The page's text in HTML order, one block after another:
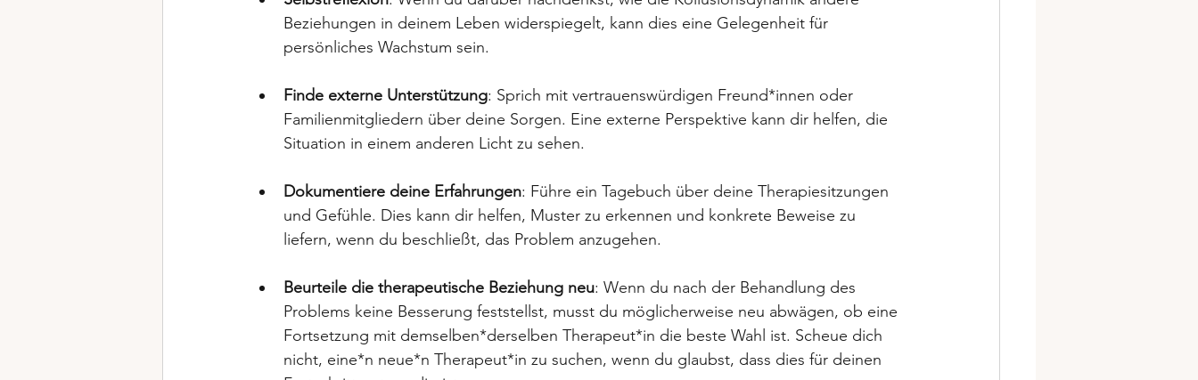
Beziehungen in deinem Leben widerspiegelt, kann dies eine Gelegenheit für
persönliches Wachstum sein.
Finde externe Unterstützung: Sprich mit vertrauenswürdigen Freund*innen oder
Familienmitgliedern über deine Sorgen. Eine externe Perspektive kann dir helfen, die
Situation in einem anderen Licht zu sehen.
Dokumentiere deine Erfahrungen: Führe ein Tagebuch über deine Therapiesitzungen
und Gefühle. Dies kann dir helfen, Muster zu erkennen und konkrete Beweise zu
liefern, wenn du beschließt, das Problem anzugehen.
Beurteile die therapeutische Beziehung neu: Wenn du nach der Behandlung des
Problems keine Besserung feststellst, musst du möglicherweise neu abwägen, ob eine
Fortsetzung mit demselben*derselben Therapeut*in die beste Wahl ist. Scheue dich
nicht, eine*n neue*n Therapeut*in zu suchen, wenn du glaubst, dass dies für deinen